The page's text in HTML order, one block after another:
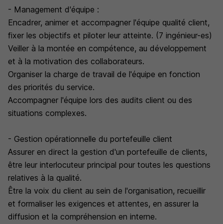
- Management d'équipe :
Encadrer, animer et accompagner l'équipe qualité client,
fixer les objectifs et piloter leur atteinte. (7 ingénieur-es)
Veiller à la montée en compétence, au développement
et à la motivation des collaborateurs.
Organiser la charge de travail de l'équipe en fonction
des priorités du service.
Accompagner l'équipe lors des audits client ou des
situations complexes.
- Gestion opérationnelle du portefeuille client
Assurer en direct la gestion d'un portefeuille de clients,
être leur interlocuteur principal pour toutes les questions
relatives à la qualité.
Être la voix du client au sein de l'organisation, recueillir
et formaliser les exigences et attentes, en assurer la
diffusion et la compréhension en interne.